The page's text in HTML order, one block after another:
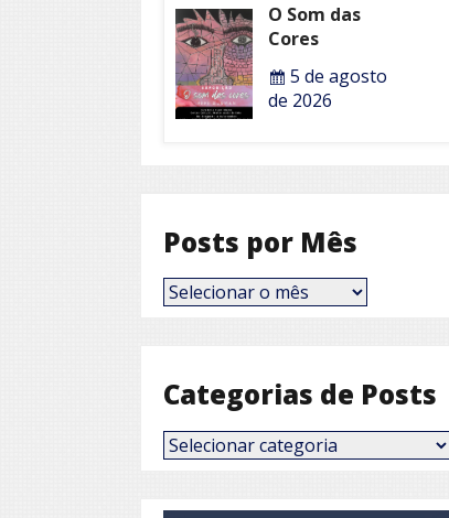
O Som das
Cores
5 de agosto
de 2026
Posts por Mês
Posts
por
Categorias de Posts
Categorias
de